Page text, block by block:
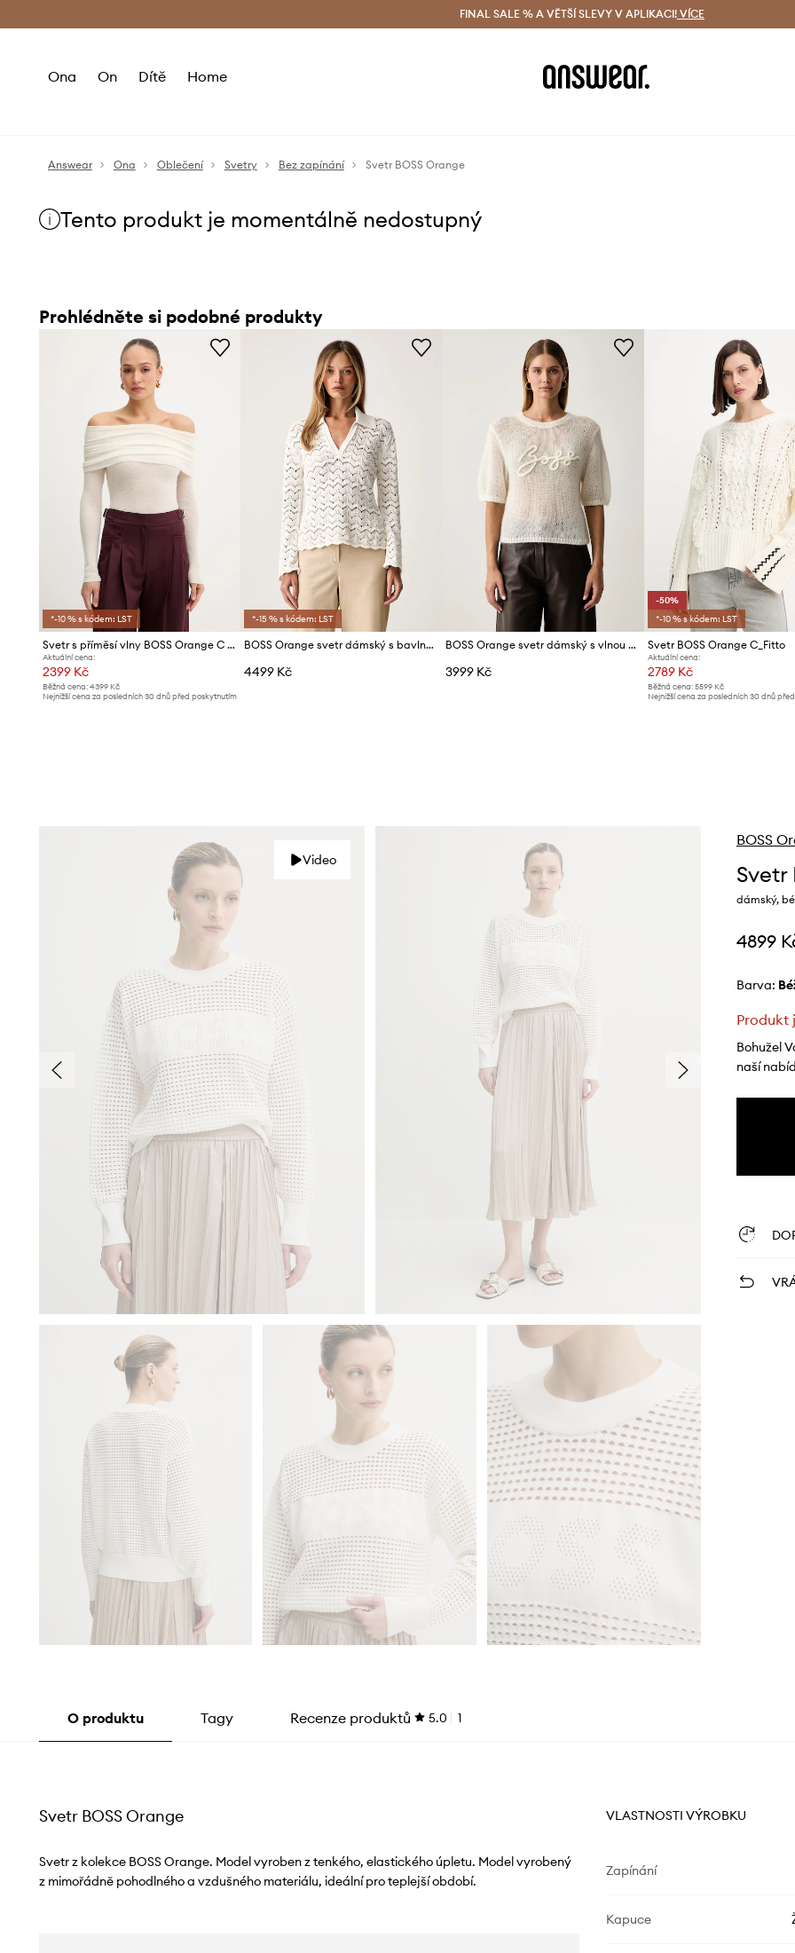
Doručení a vrácení zdarma (od 1800 Kč) Doručení i do 24 h
FINAL SALE % A VĚTŠÍ SLEVY V APLIKACI! VÍCE
Ona On Dítě Home
Answear Ona Oblečení Svetry Bez zapínání Svetr BOSS Orange
Tento produkt je momentálně nedostupný
Prohlédněte si podobné produkty
*-10 % s kódem: LST
Svetr s příměsí vlny BOSS Orange C Falmon
Aktuální cena:
2399 Kč
Běžná cena: 4399 Kč
Nejnižší cena za posledních 30 dnů před poskytnutím
*-15 % s kódem: LST
BOSS Orange svetr dámský s bavlnou C_Folsena
4499 Kč
BOSS Orange svetr dámský s vlnou C_Farezza
3999 Kč
-50%
*-10 % s kódem: LST
Svetr BOSS Orange C_Fitto
Aktuální cena:
2789 Kč
Běžná cena: 5599 Kč
Nejnižší cena za posledních 30 dnů
Video
BOSS
Svetr
dámský,
4899
Barva:
Produkt
Bohužel
naší
O produktu Tagy Recenze produktů 5.0 1
Svetr BOSS Orange
Svetr z kolekce BOSS Orange. Model vyroben z tenkého, elastického úpletu. Model vyrobený
z mimořádně pohodlného a vzdušného materiálu, ideální pro teplejší období.
VLASTNOSTI VÝROBKU
Zapínání
Kapuce